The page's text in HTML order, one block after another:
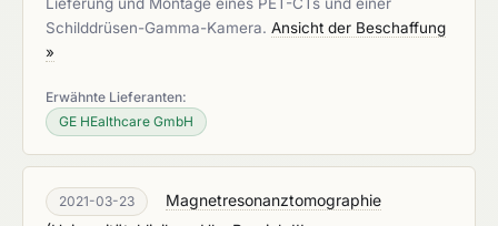
Schilddrüsen-Gamma-Kamera. Ansicht der Beschaffung
»
Erwähnte Lieferanten:
GE HEalthcare GmbH
2021-03-23
Magnetresonanztomographie